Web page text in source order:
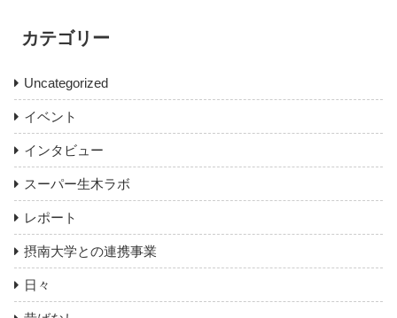
カテゴリー
Uncategorized
イベント
インタビュー
スーパー生木ラボ
レポート
摂南大学との連携事業
日々